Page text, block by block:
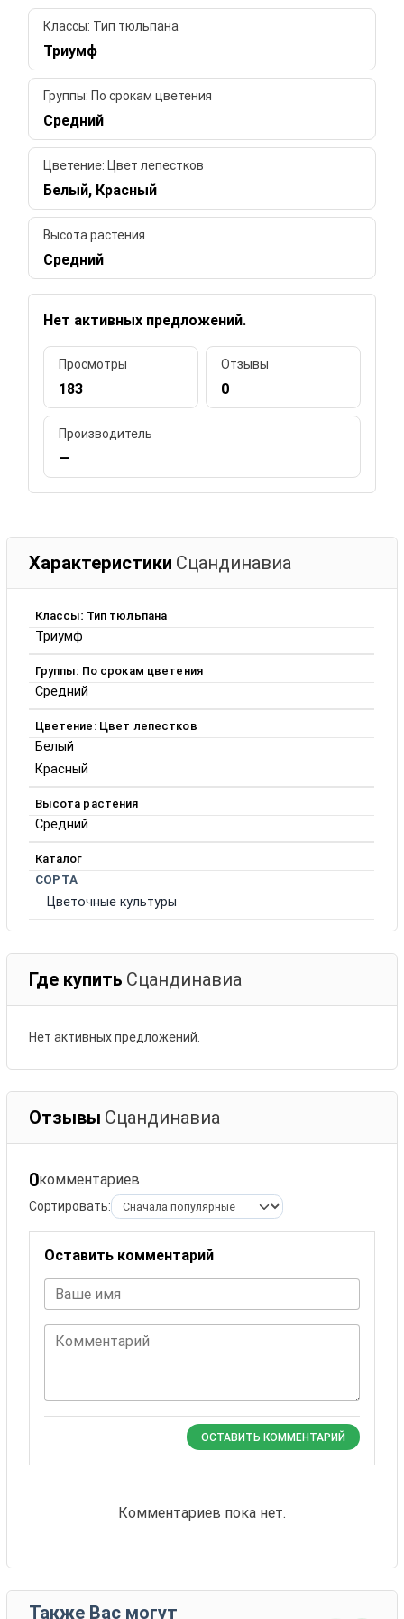
Классы: Тип тюльпана
Триумф
Группы: По срокам цветения
Средний
Цветение: Цвет лепестков
Белый, Красный
Высота растения
Средний
Нет активных предложений.
Просмотры
183
Отзывы
0
Производитель
—
Характеристики Сцандинавиа
Классы: Тип тюльпана
Триумф
Группы: По срокам цветения
Средний
Цветение: Цвет лепестков
Белый
Красный
Высота растения
Средний
Каталог
СОРТА
Цветочные культуры
Где купить Сцандинавиа
Нет активных предложений.
Отзывы Сцандинавиа
0комментариев
Сортировать:
Оставить комментарий
Ваше имя
Комментарий
ОСТАВИТЬ КОММЕНТАРИЙ
Комментариев пока нет.
Также Вас могут